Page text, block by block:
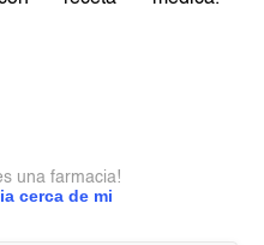
cerca de mi
una farmacia!